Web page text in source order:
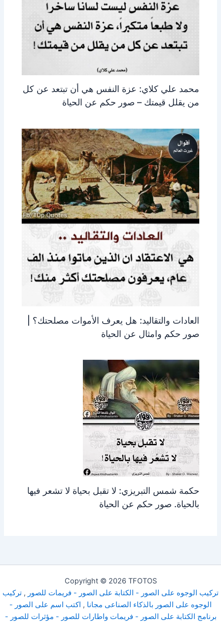
محمد علي كلاي: عزة النفس هي أن تبتعد عن كل
من يقلل قيمتك – صور حكم عن الحياة
العادات والتقاليد: هل يعرف الأموات مصلحتك؟ |
صور حكم وامثال عن الحياة
حكمة شمس التبريزي: لا تقبل بحياة لا تشعر فيها
بالحياة. صور حكم عن الحياة
Copyright © 2026 TFOTOS
تركيب الوجوه على الصور - الكتابة على الصور - فريمات للصور , تركيب
الوجوه على الصور بالذكاء الصناعى مجانا , اكتب اسم على الصور -
برنامج الكتابة على الصور - فريمات واطارات للصور - مؤثرات للصور -